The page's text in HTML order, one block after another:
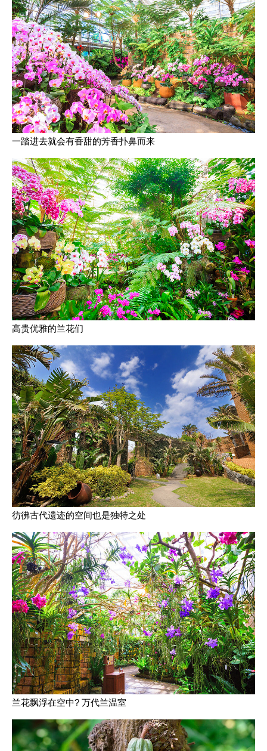
一踏进去就会有香甜的芳香扑鼻而来
高贵优雅的兰花们
彷彿古代遗迹的空间也是独特之处
兰花飘浮在空中? 万代兰温室